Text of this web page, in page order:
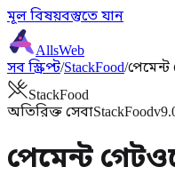
মূল বিষয়বস্তুতে যান
AllsWeb
সব স্ক্রিপ্ট/StackFood/পেমেন্ট
StackFood
অতিরিক্ত সেবাStackFood
পেমেন্ট